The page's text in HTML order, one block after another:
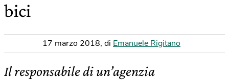
bici
17 marzo 2018, di Emanuele Rigitano
Il responsabile di un’agenzia